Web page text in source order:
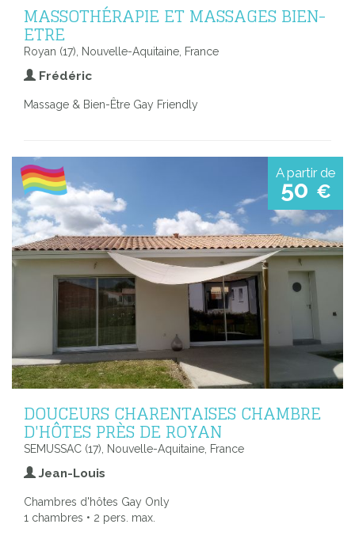
MASSOTHÉRAPIE ET MASSAGES BIEN-
ETRE
Royan (17), Nouvelle-Aquitaine, France
Frédéric
Massage & Bien-Être Gay Friendly
A partir de
50 €
DOUCEURS CHARENTAISES CHAMBRE
D'HÔTES PRÈS DE ROYAN
SEMUSSAC (17), Nouvelle-Aquitaine, France
Jean-Louis
Chambres d'hôtes Gay Only
1 chambres • 2 pers. max.